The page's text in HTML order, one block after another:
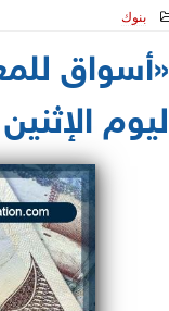
بنوك
«أسواق
ليوم الإثنين 19 إبريل 2021